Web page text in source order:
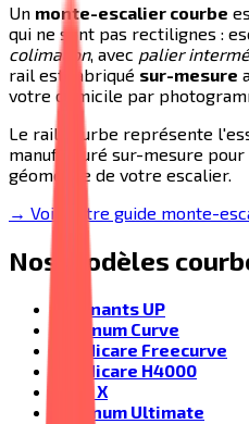
Un monte-escalier courbe
qui ne sont pas rectilignes :
colimaçon, avec palier
rail est fabriqué sur-mesure
votre domicile par
Le rail courbe représente
manufacturé sur-mesure
géométrie de votre escalier.
→ Voir notre guide monte-
Nos modèles
Tournants UP
Platinum Curve
Handicare Freecurve
Handicare H4000
Flow X
Platinum Ultimate